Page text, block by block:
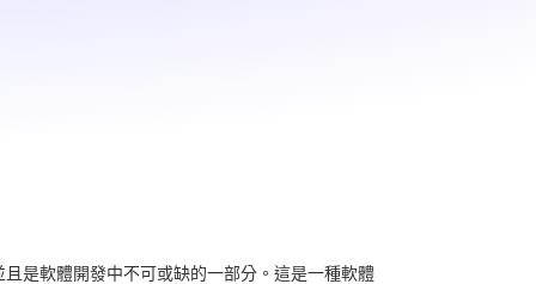
是軟體開發中不可或缺的一部分。這是一種軟體